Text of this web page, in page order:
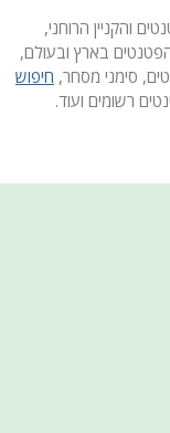
והקניין הרוחני,
בארץ ובעולם,
סימני מסחר, חיפוש
רשומים ועוד.